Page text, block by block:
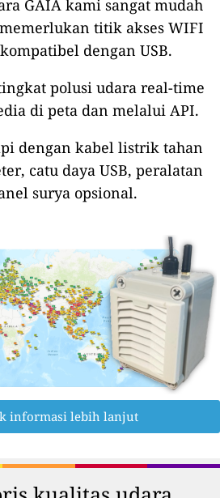
GAIA kami sangat mudah
titik akses WIFI
dengan USB.
polusi udara real-time
di peta dan melalui API.
dengan kabel listrik tahan
catu daya USB, peralatan
surya opsional.
informasi lebih lanjut